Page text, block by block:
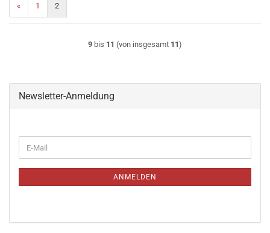
« 1 2
9 bis 11 (von insgesamt 11)
Newsletter-Anmeldung
ZUR
E-
Mail
ANMELDEN